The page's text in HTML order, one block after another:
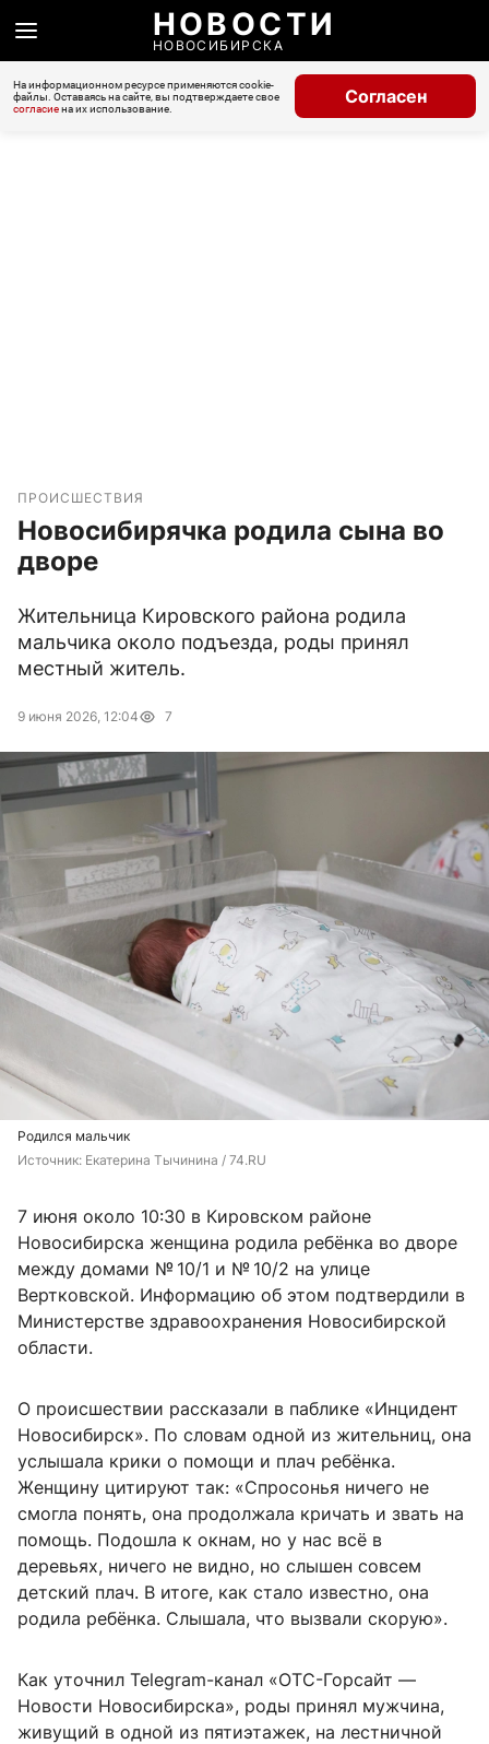
НОВОСТИ
НОВОСИБИРСКА
На информационном ресурсе применяются cookie-
файлы. Оставаясь на сайте, вы подтверждаете свое
согласиена их использование.
Согласен
ПРОИСШЕСТВИЯ
Новосибирячка родила сына во
дворе
Жительница Кировского района родила
мальчика около подъезда, роды принял
местный житель.
9 июня 2026, 12:04 7
Родился мальчик
Источник: Екатерина Тычинина / 74.RU
7 июня около 10:30 в Кировском районе
Новосибирска женщина родила ребёнка во дворе
между домами № 10/1 и № 10/2 на улице
Вертковской. Информацию об этом подтвердили в
Министерстве здравоохранения Новосибирской
области.
О происшествии рассказали в паблике «Инцидент
Новосибирск». По словам одной из жительниц, она
услышала крики о помощи и плач ребёнка.
Женщину цитируют так: «Спросонья ничего не
смогла понять, она продолжала кричать и звать на
помощь. Подошла к окнам, но у нас всё в
деревьях, ничего не видно, но слышен совсем
детский плач. В итоге, как стало известно, она
родила ребёнка. Слышала, что вызвали скорую».
Как уточнил Telegram-канал «ОТС-Горсайт —
Новости Новосибирска», роды принял мужчина,
живущий в одной из пятиэтажек, на лестничной